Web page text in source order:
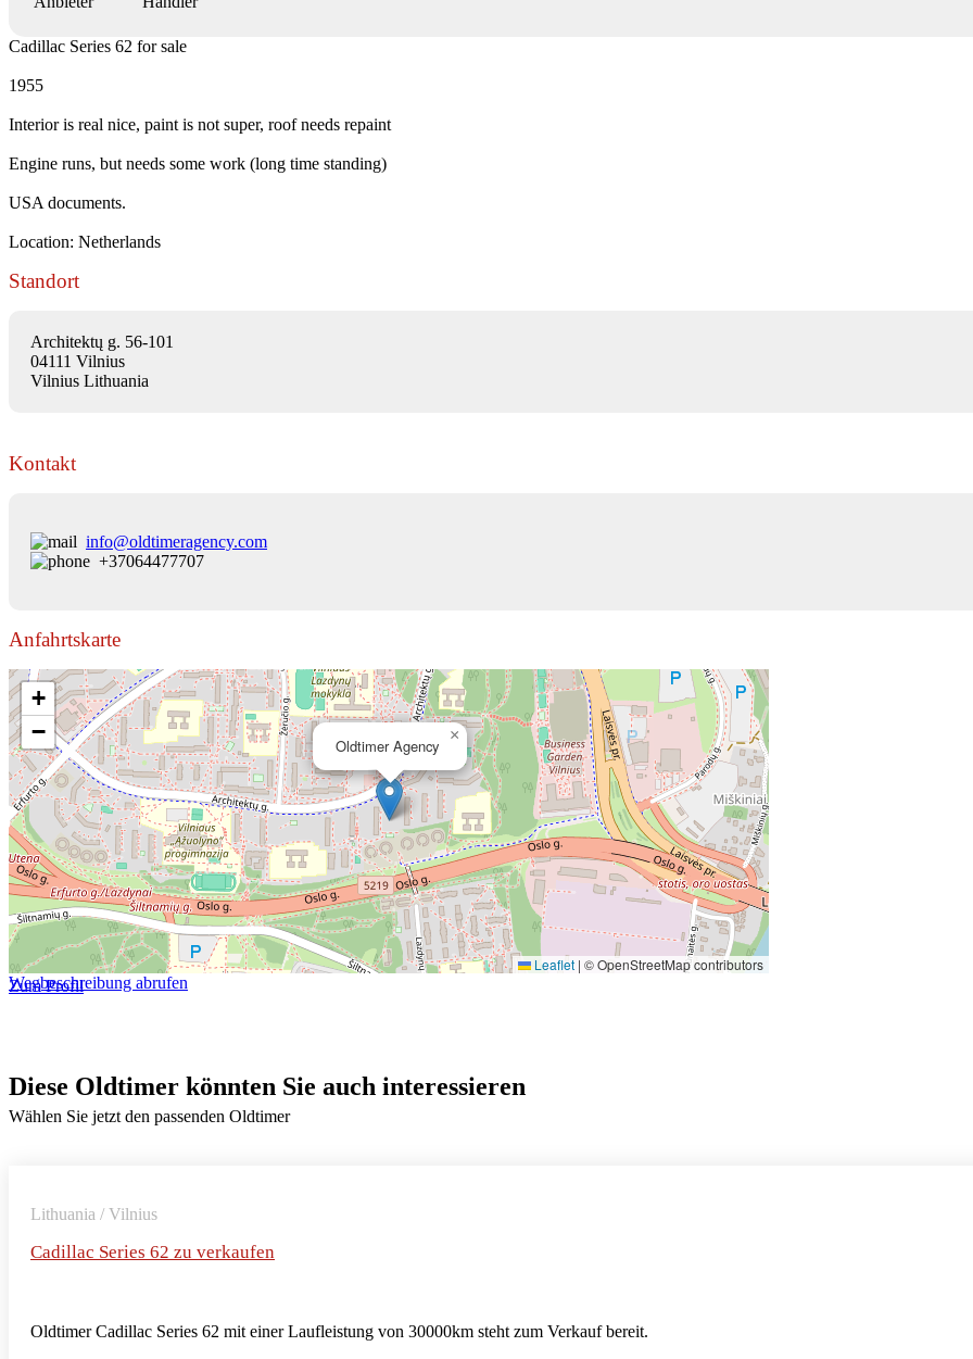
Cadillac Series 62 for sale
1955
Interior is real nice, paint is not super, roof needs repaint
Engine runs, but needs some work (long time standing)
USA documents.
Location: Netherlands
Standort
Architektų g. 56-101
04111 Vilnius
Vilnius Lithuania
Kontakt
info@oldtimeragency.com
+37064477707
Anfahrtskarte
Oldtimer Agency
×
+
−
Leaflet | © OpenStreetMap contributors
Wegbeschreibung abrufen
Zum Profil
Diese Oldtimer könnten Sie auch interessieren
Wählen Sie jetzt den passenden Oldtimer
Lithuania / Vilnius
Cadillac Series 62 zu verkaufen
Oldtimer Cadillac Series 62 mit einer Laufleistung von 30000km steht zum Verkauf bereit.